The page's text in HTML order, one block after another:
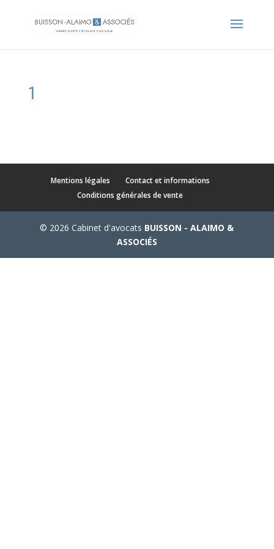
1
Mentions légales
Contact et informations
Conditions générales de vente
© 2026 Cabinet d'avocats BUISSON - ALAIMO &
ASSOCIÉS